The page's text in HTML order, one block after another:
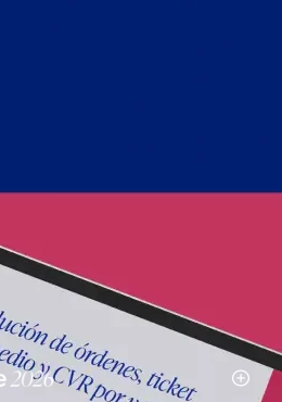
Todos los derechos reservados.
de privacidad